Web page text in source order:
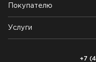
Почему выбирают нас
Контакты
Блог
Покупателю
Возврат товара
Как заказать
Услуги
+7